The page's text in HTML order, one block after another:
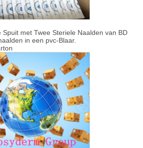
met Twee Steriele Naalden van BD
in een pvc-Blaar.